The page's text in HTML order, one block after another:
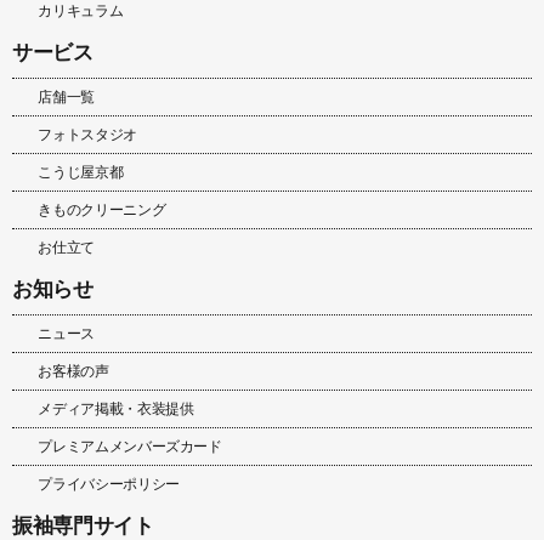
カリキュラム
サービス
店舗一覧
フォトスタジオ
こうじ屋京都
きものクリーニング
お仕立て
お知らせ
ニュース
お客様の声
メディア掲載・衣装提供
プレミアムメンバーズカード
プライバシーポリシー
振袖専門サイト